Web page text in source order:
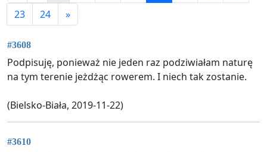
23
24 »
#3608
Podpisuję, ponieważ nie jeden raz podziwiałam naturę
na tym terenie jeżdżąc rowerem. I niech tak zostanie.
(Bielsko-Biała, 2019-11-22)
#3610